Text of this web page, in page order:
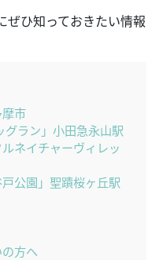
ぜひ知っておきたい情報
市
ラン」小田急永山駅
ネイチャーヴィレッ
公園」聖蹟桜ヶ丘駅
方へ